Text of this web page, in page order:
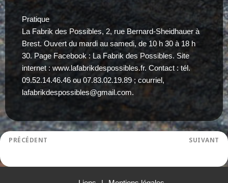
Pratique
La Fabrik des Possibles, 2, rue Bernard-Sheidhauer à
Brest. Ouvert du mardi au samedi, de 10 h 30 à 18 h
30. Page Facebook : La Fabrik des Possibles. Site
internet : www.lafabrikdespossibles.fr. Contact : tél.
09.52.14.46.46 ou 07.83.02.19.89 ; courriel,
lafabrikdespossibles@gmail.com.
Navigation
l’article
PRÉCÉDENT
SUIVANT